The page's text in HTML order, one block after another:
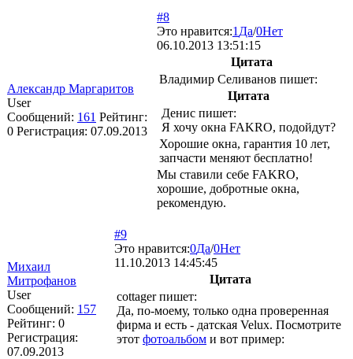
Александр Маргаритов
User
Сообщений: 161 Рейтинг:
0 Регистрация: 07.09.2013
#8
Это нравится:1 Да/0Нет
06.10.2013 13:51:15
Цитата
Владимир Селиванов пишет:
Цитата
Денис пишет:
Я хочу окна FAKRO, подойдут?
Хорошие окна, гарантия 10 лет,
запчасти меняют бесплатно!
Мы ставили себе FAKRO,
хорошие, добротные окна,
рекомендую.
Михаил
Митрофанов
User
Сообщений: 157
Рейтинг: 0
Регистрация:
07.09.2013
#9
Это нравится:0Да/0Нет
11.10.2013 14:45:45
Цитата
cottager пишет:
Да, по-моему, только одна проверенная
фирма и есть - датская Velux. Посмотрите
этот фотоальбом и вот пример: